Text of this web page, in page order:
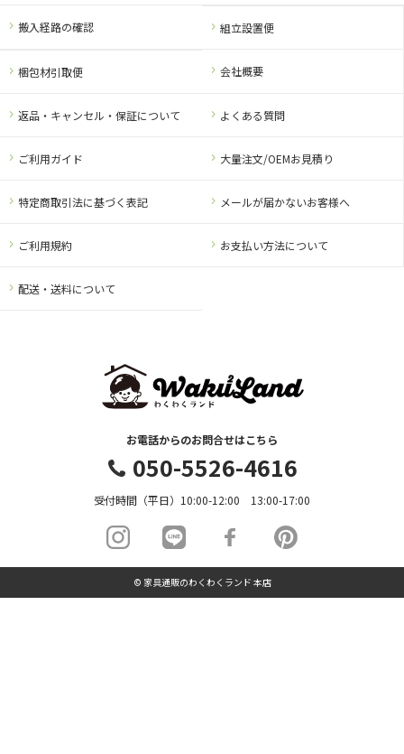
お電話からのお問合せはこちら
050-5526-4616
受付時間（平日）10:00-12:00 13:00-17:00
組立設置便
ご利用ガイド
ご利用規約
会社概要
大量注文/OEMお見積り
お支払い方法について
よくある質問
特定商取引法に基づく表記
配送・送料について
梱包材引取便
メールが届かないお客様へ
返品・キャンセル・保証について
搬入経路の確認
© 家具通販のわくわくランド 本店